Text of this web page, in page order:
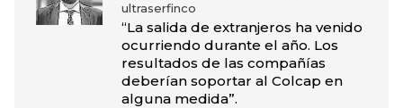
ultraserfinco
“La salida de extranjeros ha venido
ocurriendo durante el año. Los
resultados de las compañías
deberían soportar al Colcap en
alguna medida”.